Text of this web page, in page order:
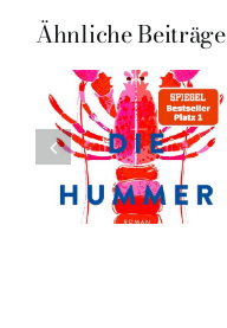
Ähnliche Beiträge